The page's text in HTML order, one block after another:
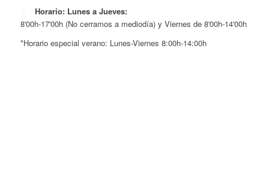
Horario: Lunes a Jueves:
8'00h-17'00h (No cerramos a mediodía) y Viernes de 8'00h-14'00h
*Horario especial verano: Lunes-Viernes 8:00h-14:00h